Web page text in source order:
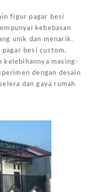
figur pagar besi
kebebasan
unik dan menarik.
besi custom,
kelebihannya masing-
dengan desain
dan gaya rumah